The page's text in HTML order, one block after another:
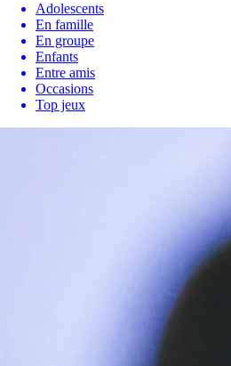
Adolescents
En famille
En groupe
Enfants
Entre amis
Occasions
Top jeux